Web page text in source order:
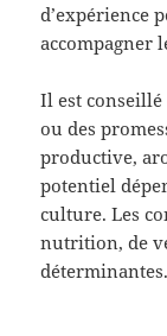
d’expérience
accompagner
Il est conseillé
ou des
productive,
potentiel
culture. Les
nutrition, de
déterminantes.